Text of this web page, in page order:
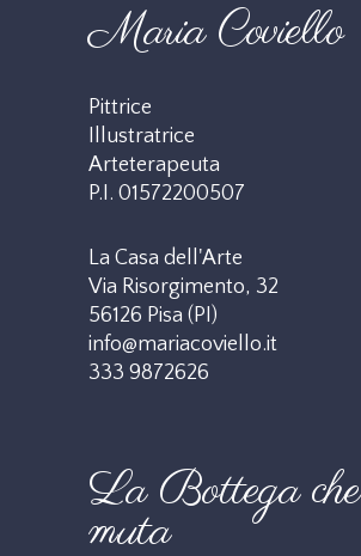
Maria Coviello
Pittrice
Illustratrice
Arteterapeuta
P.I. 01572200507
La Casa dell'Arte
Via Risorgimento, 32
56126 Pisa (PI)
info@mariacoviello.it
333 9872626
La Bottega che
muta